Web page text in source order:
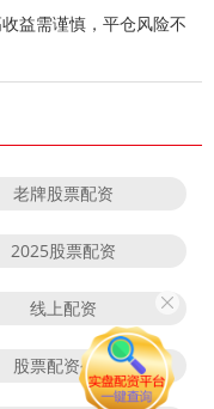
益需谨慎，平仓风险不
老牌股票配资
2025股票配资
线上配资
股票配资公司